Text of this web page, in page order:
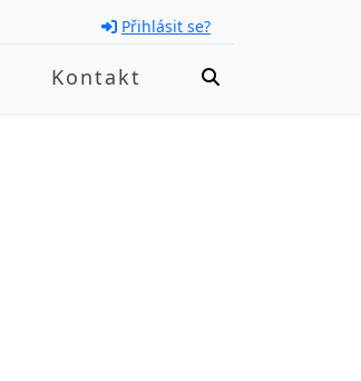
Přihlásit se?
Kontakt